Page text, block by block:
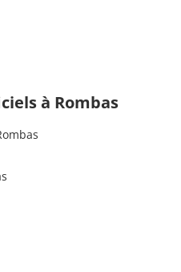
à Rombas